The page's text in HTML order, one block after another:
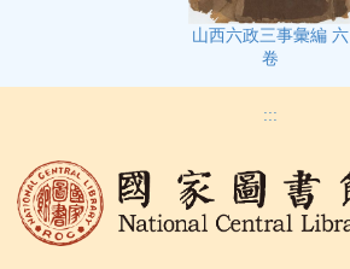
山西六政三事彙編 六
卷
:::